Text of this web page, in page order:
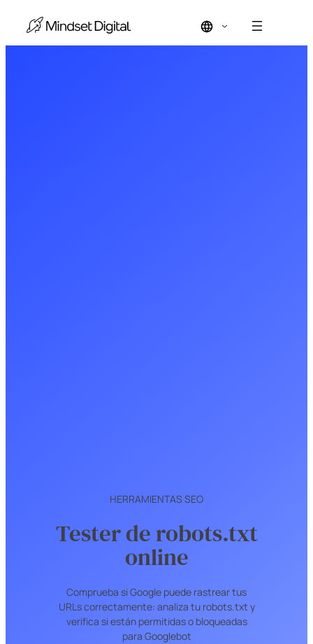
HERRAMIENTAS SEO
Tester de robots.txt
online
Comprueba si Google puede rastrear tus
URLs correctamente: analiza tu robots.txt y
verifica si están permitidas o bloqueadas
para Googlebot